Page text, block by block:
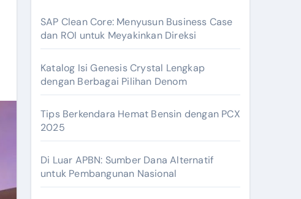
SAP Clean Core: Menyusun Business Case
dan ROI untuk Meyakinkan Direksi
Katalog Isi Genesis Crystal Lengkap
dengan Berbagai Pilihan Denom
Tips Berkendara Hemat Bensin dengan PCX
2025
Di Luar APBN: Sumber Dana Alternatif
untuk Pembangunan Nasional